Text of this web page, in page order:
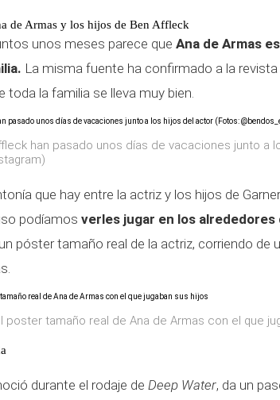
de Armas y los hijos de Ben Affleck
unos meses parece que Ana de Armas
La misma fuente ha confirmado a la
toda la familia se lleva muy bien.
han pasado unos días de vacaciones junto a
que hay entre la actriz y los hijos de
podíamos verles jugar en los alrededores
póster tamaño real de la actriz, corriendo de
poster tamaño real de Ana de Armas con el que
durante el rodaje de Deep Water, da un